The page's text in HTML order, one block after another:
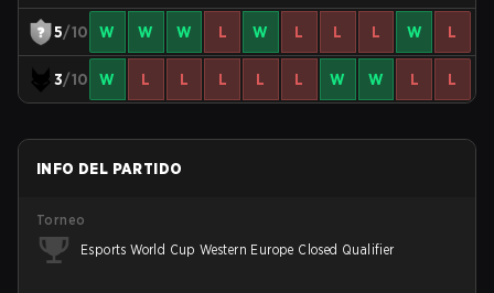
5/10 W W W L W L L L W L
3/10 W L L L L L W W L L
INFO DEL PARTIDO
Torneo
Esports World Cup Western Europe Closed Qualifier